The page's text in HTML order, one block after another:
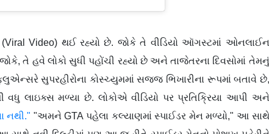
લાઇક્સ મળ્યા છે. લોકોએ વીડિયો પર પ્રતિક્રિયા આપી અને
નથી."
"અમને GTA પહેલા કલ્યાણમાં સ્પાઈડર મેન મળ્યો," આ સાથે
નવી દિલ્હીમાં પણ આ જ રીતે સ્પાઈડર મેનનો પોશાખ પહેરીને
જે બાદ પોલીસે આ સ્પાઈડર મેનની ધરપકડ કરી હતી.